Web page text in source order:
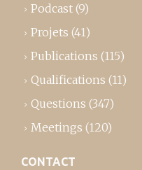
Podcast (9)
Projets (41)
Publications (115)
Qualifications (11)
Questions (347)
Meetings (120)
CONTACT